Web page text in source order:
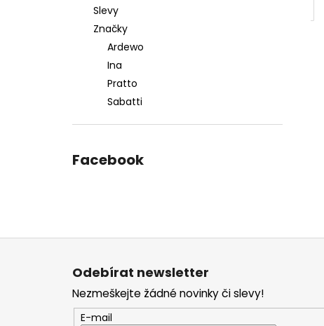
Slevy
Značky
Ardewo
Ina
Pratto
Sabatti
Facebook
Z
Odebírat newsletter
Nezmeškejte žádné novinky či slevy!
E-mail